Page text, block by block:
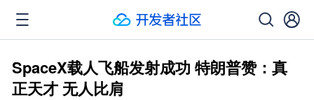
SpaceX载人飞船发射成功 特朗普赞：真
正天才 无人比肩